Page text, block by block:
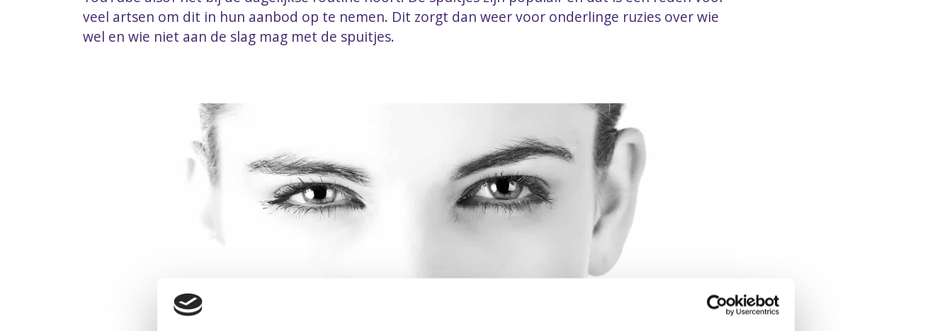
veel artsen om dit in hun aanbod op te nemen. Dit zorgt dan weer voor onderlinge ruzies over wie
wel en wie niet aan de slag mag met de spuitjes.